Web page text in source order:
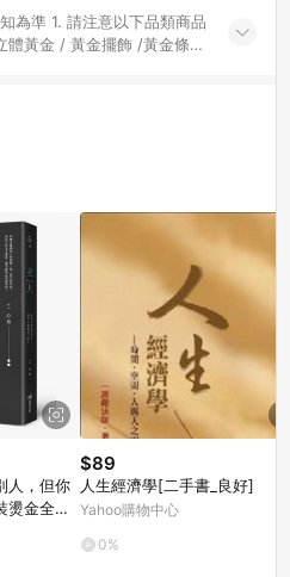
類商品
黃金 / 黃金擺飾 /黃金條
(指定活動店家除外) 3. 訂
人，但你
燙金全新
$89
人生經濟學[二手書_良好]
Yahoo購物中心
0%